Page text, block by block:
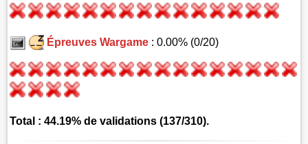
Épreuves Wargame: 0.00% (0/20)
Total : 44.19% de validations (137/310).